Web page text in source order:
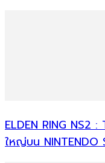
ELDEN RING NS2
ใหญ่บน NINTENDO